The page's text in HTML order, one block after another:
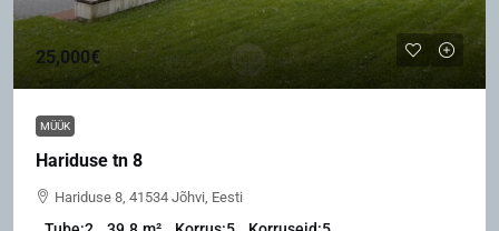
25,000€
MÜÜK
Hariduse tn 8
Hariduse 8, 41534 Jõhvi, Eesti